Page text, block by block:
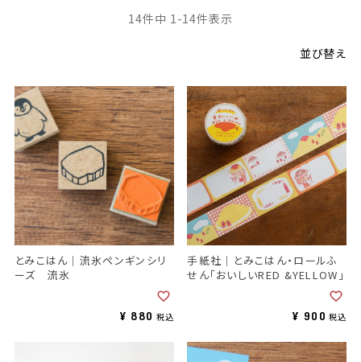
並び替え
14件中 1 -14件表示
とみこはん｜流氷ペンギンシリ
ーズ 流氷
¥ 880 税込
手紙社｜とみこはん・ロールふ
せん「おいしいRED &YELLOW」
¥ 900 税込